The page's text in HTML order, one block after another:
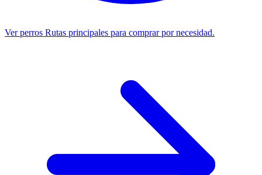
Ver perros Rutas principales para comprar por necesidad.